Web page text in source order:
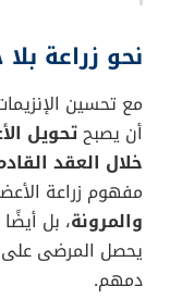
نحو زراعة
مع تحسين
أن يصبح
خلال العقد
مفهوم زراعة
والمرونة، بل
يحصل المرضى
دمهم.